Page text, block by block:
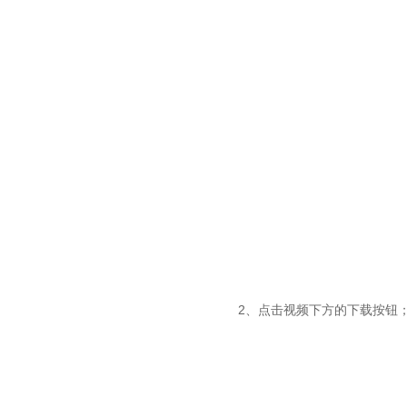
2、点击视频下方的下载按钮